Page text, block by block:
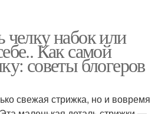
челку набок или
Как самой
советы блогеров
свежая стрижка, но и вовремя